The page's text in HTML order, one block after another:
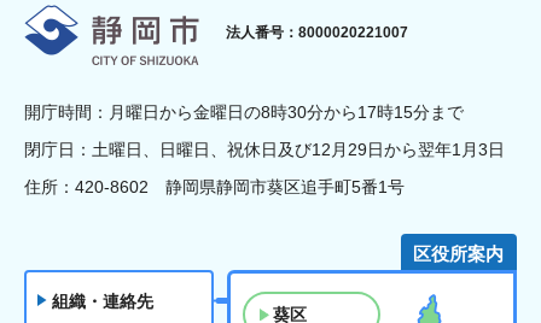
静岡市
法人番号：8000020221007
開庁時間：月曜日から金曜日の8時30分から17時15分まで
閉庁日：土曜日、日曜日、祝休日及び12月29日から翌年1月3日
住所：420-8602 静岡県静岡市葵区追手町5番1号
組織・連絡先
区役所案内
葵区